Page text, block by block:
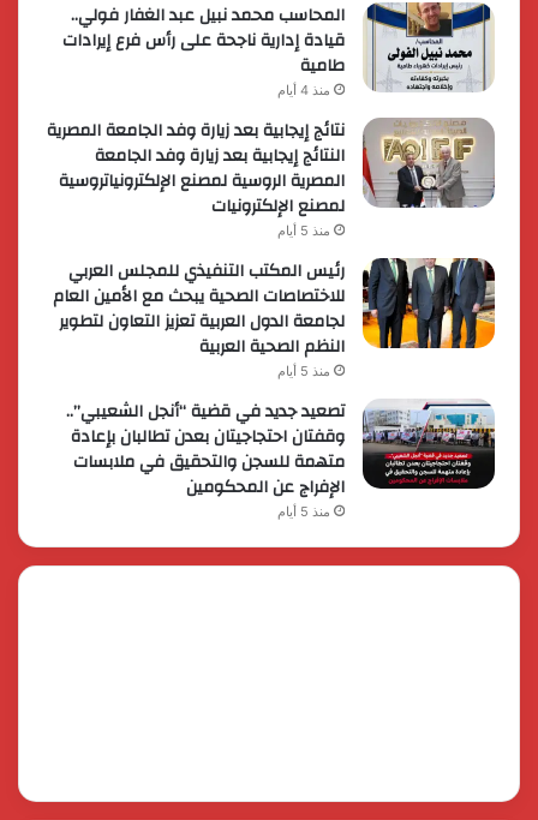
المحاسب محمد نبيل عبد الغفار فولي..
قيادة إدارية ناجحة على رأس فرع إيرادات
طامية
منذ 4 أيام
نتائج إيجابية بعد زيارة وفد الجامعة المصرية
النتائج إيجابية بعد زيارة وفد الجامعة
المصرية الروسية لمصنع الإلكترونياتروسية
لمصنع الإلكترونيات
منذ 5 أيام
رئيس المكتب التنفيذي للمجلس العربي
للاختصاصات الصحية يبحث مع الأمين العام
لجامعة الدول العربية تعزيز التعاون لتطوير
النظم الصحية العربية
منذ 5 أيام
تصعيد جديد في قضية “أنجل الشعيبي”..
وقفتان احتجاجيتان بعدن تطالبان بإعادة
متهمة للسجن والتحقيق في ملابسات
الإفراج عن المحكومين
منذ 5 أيام